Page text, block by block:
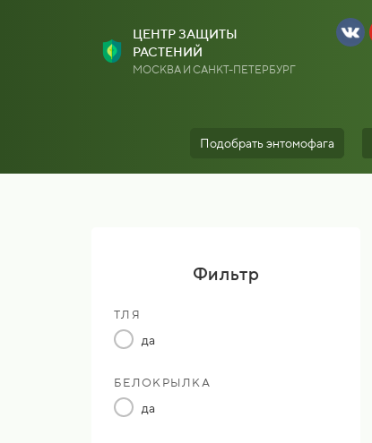
ЦЕНТР ЗАЩИТЫ
РАСТЕНИЙ
МОСКВА И САНКТ-ПЕТЕРБУРГ
Подобрать энтомофага
Фильтр
ТЛЯ
да
БЕЛОКРЫЛКА
да